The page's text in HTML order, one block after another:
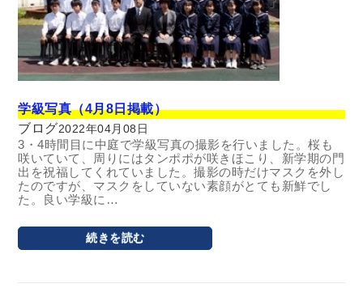
学級写真（4月8日掲載）
ブログ2022年04月08日
3・4時間目に中庭で学級写真の撮影を行いました。桜も
咲いていて、周りにはタンポポが咲きほこり、新学期の門
出を祝福してくれていました。撮影の時だけマスクを外し
たのですが、マスクをしていない素顔がとても新鮮でし
た。良い学級に…
続きを読む